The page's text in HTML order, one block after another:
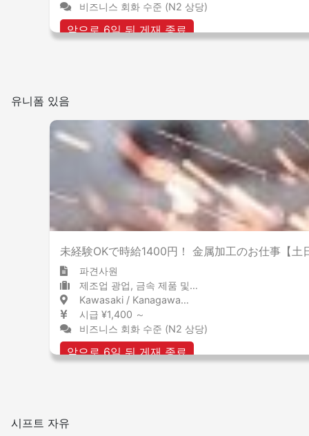
비즈니스 회화 수준 (N2 상당)
앞으로 6일 뒤 게재 종료
유니폼 있음
未経験OKで時給1400円！ 金属加工のお仕事【土
파견사원
제조업 광업, 금속 제품 및 강철
Kawasaki / Kanagawa 川崎 / 神奈川県
시급 ¥1,400 ～
비즈니스 회화 수준 (N2 상당)
앞으로 6일 뒤 게재 종료
시프트 자유